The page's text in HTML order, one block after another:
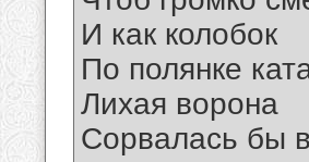
И как колобок
По полянке
Лихая ворона
Сорвалась бы